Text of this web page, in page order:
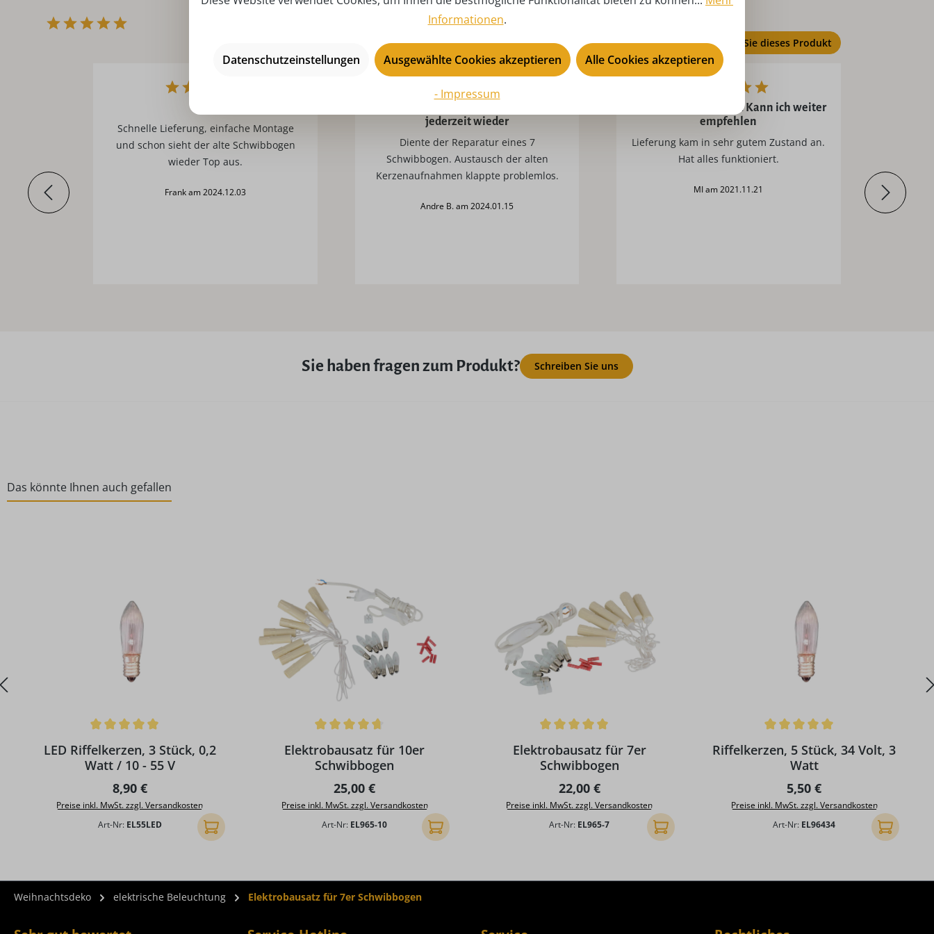
Bewerten Sie dieses Produkt
zum
Schnelle Lieferung, einfache Montage
und schon sieht der alte Schwibbogen
wieder Top aus.
Frank am 2024.12.03
jederzeit wieder
Diente der Reparatur eines 7
Schwibbogen. Austausch der alten
Kerzenaufnahmen klappte problemlos.
Andre B. am 2024.01.15
empfehlen
Lieferung kam in sehr gutem Zustand an.
Hat alles funktioniert.
MI am 2021.11.21
Sie haben fragen zum Produkt? Schreiben Sie uns
Das könnte Ihnen auch gefallen
LED Riffelkerzen, 3 Stück, 0,2
Watt / 10 - 55 V
Regulärer Preis:
8,90 €
Preise inkl. MwSt. zzgl. Versandkosten
Art-Nr: EL55LED In den Warenkorb
Elektrobausatz für 10er
Schwibbogen
Regulärer Preis:
25,00 €
Preise inkl. MwSt. zzgl. Versandkosten
Art-Nr: EL965-10 In den Warenkorb
Elektrobausatz für 7er
Schwibbogen
Regulärer Preis:
22,00 €
Preise inkl. MwSt. zzgl. Versandkosten
Art-Nr: EL965-7 In den Warenkorb
Riffelkerzen, 5 Stück, 34 Volt, 3
Watt
Regulärer Preis:
5,50 €
Preise inkl. MwSt. zzgl. Versandkosten
Art-Nr: EL96434 In den
Weihnachtsdeko elektrische Beleuchtung Elektrobausatz für 7er Schwibbogen
Informationen.
Datenschutzeinstellungen Ausgewählte Cookies akzeptieren Alle Cookies akzeptieren
- Impressum